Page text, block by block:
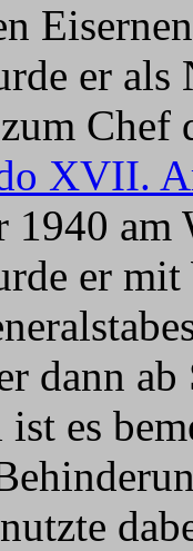
er
zum Chef
XVII.
1940 am
er
dann
es